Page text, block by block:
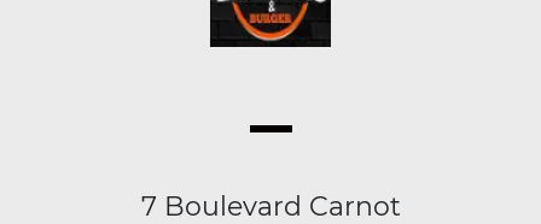
7 Boulevard Carnot